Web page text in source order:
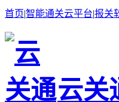
首页 智能通关云平台 报关
云关